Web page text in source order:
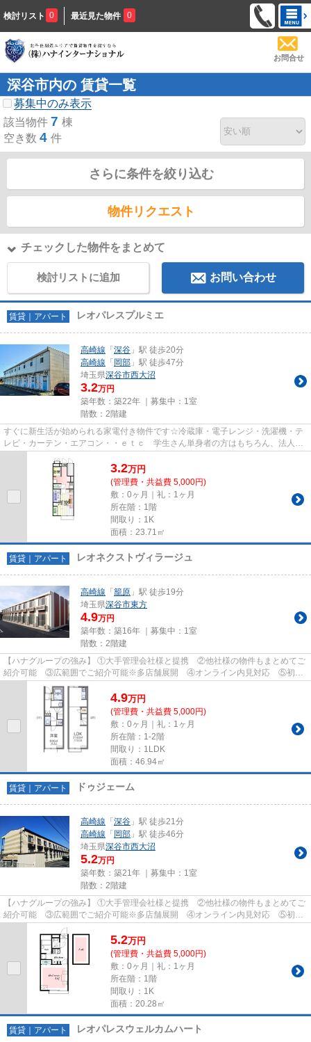
検討リスト 0 最近見た物件 0
お問合せ
深谷市内の 賃貸一覧
募集中のみ表示
該当物件 7 棟
空き数 4 件
さらに条件を絞り込む
物件リクエスト
チェックした物件をまとめて
検討リストに追加 お問い合わせ
賃貸｜アパート レオパレスプルミエ
高崎線 「 深谷 」駅 徒歩20分
高崎線 「 岡部 」駅 徒歩47分
埼玉県深谷市西大沼
3.2万円
築年数：築22年 ｜募集中： 1室
階数：2階建
すぐに新生活が始められる家電付き物件です☆冷蔵庫・電子レンジ・洗濯機・テ
レビ・カーテン・エアコン・・ｅｔｃ 学生さん単身者の方はもちろん、法人様
3.2万円
(管理費・共益費 5,000円)
敷：0ヶ月｜礼：1ヶ月
所在階：1階
間取り：1K
面積：23.71㎡
賃貸｜アパート レオネクストヴィラージュ
高崎線 「 籠原 」駅 徒歩19分
埼玉県深谷市東方
4.9万円
築年数：築16年 ｜募集中： 1室
階数：2階建
【ハナグループの強み】 ①大手管理会社様と提携 ②他社様の物件もまとめてご
紹介可能 ③広範囲でご紹介可能※多店舗展開 ④オンライン内見対応 ⑤初期
費用クレジット決済対応 【お部屋...
4.9万円
(管理費・共益費 5,000円)
敷：0ヶ月｜礼：1ヶ月
所在階：1-2階
間取り：1LDK
面積：46.94㎡
賃貸｜アパート ドゥジェーム
高崎線 「 深谷 」駅 徒歩21分
高崎線 「 岡部 」駅 徒歩46分
埼玉県深谷市西大沼
5.2万円
築年数：築21年 ｜募集中： 1室
階数：2階建
【ハナグループの強み】 ①大手管理会社様と提携 ②他社様の物件もまとめてご
紹介可能 ③広範囲でご紹介可能※多店舗展開 ④オンライン内見対応 ⑤初期
費用クレジット決済対応 【お部屋...
5.2万円
(管理費・共益費 5,000円)
敷：0ヶ月｜礼：1ヶ月
所在階：1階
間取り：1K
面積：20.28㎡
賃貸｜アパート レオパレスウェルカムハート